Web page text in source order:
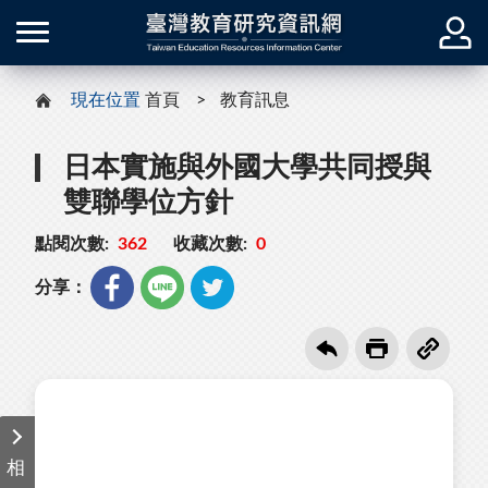
現在位置 首頁 教育訊息
日本實施與外國大學共同授與
雙聯學位方針
點閱次數: 362 收藏次數: 0
分享：
相